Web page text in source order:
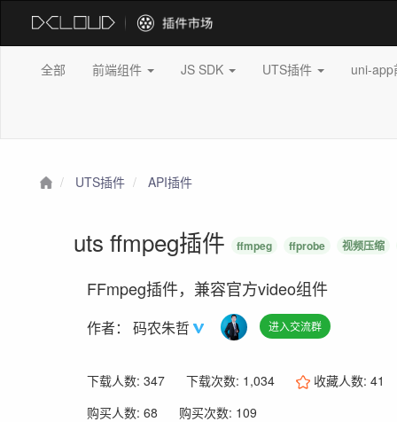
全部 前端组件 JS SDK UTS插件 uni-
UTS插件 API插件
uts ffmpeg插件 ffmpeg ffprobe 视频压缩
FFmpeg插件，兼容官方video组件
作者：码农朱哲 进入交流群
下载人数: 347 下载次数: 1,034 收藏人数:41
购买人数: 68
购买次数: 109